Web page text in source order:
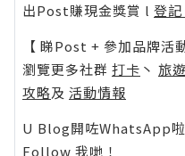
出Post賺現金獎賞 l 登記
【 睇Post + 參加品牌活動
瀏覽更多社群 打卡 丶 旅遊
攻略及 活動情報
U Blog開咗WhatsApp啦
Follow 我哋 ！